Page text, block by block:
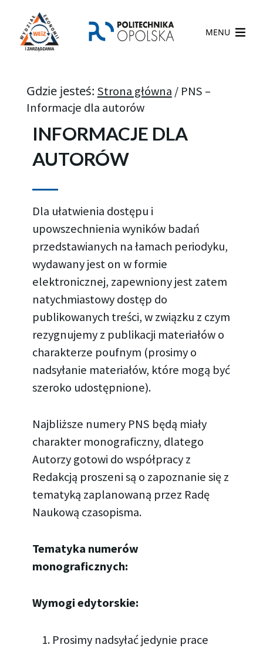
MENU
Gdzie jesteś: Strona główna / PNS –
Informacje dla autorów
INFORMACJE DLA
AUTORÓW
Dla ułatwienia dostępu i
upowszechnienia wyników badań
przedstawianych na łamach periodyku,
wydawany jest on w formie
elektronicznej, zapewniony jest zatem
natychmiastowy dostęp do
publikowanych treści, w związku z czym
rezygnujemy z publikacji materiałów o
charakterze poufnym (prosimy o
nadsyłanie materiałów, które mogą być
szeroko udostępnione).
Najbliższe numery PNS będą miały
charakter monograficzny, dlatego
Autorzy gotowi do współpracy z
Redakcją proszeni są o zapoznanie się z
tematyką zaplanowaną przez Radę
Naukową czasopisma.
Tematyka numerów
monograficznych:
Wymogi edytorskie:
Prosimy nadsyłać jedynie prace